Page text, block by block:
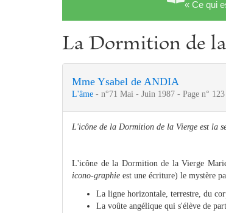
« Ce qui
La Dormition de
Mme Ysabel de ANDIA
L'âme - n°71 Mai - Juin 1987 - Page n° 123
L'icône de la Dormition de la Vierge est la
L'icône de la Dormition de la Vierge
icono-graphie est une écriture) le mystère
La ligne horizontale, terrestre, du
La voûte angélique qui s'élève de